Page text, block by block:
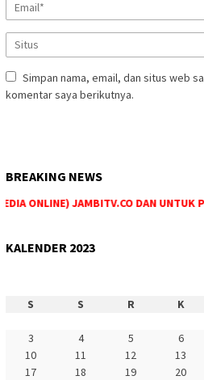
Simpan nama, email, dan situs web
komentar saya berikutnya.
BREAKING NEWS
ONLINE) JAMBITV.CO DAN UNTUK
KALENDER 2023
S
S R K
3
4 5 6
10
11 12 13
17
18 19 20